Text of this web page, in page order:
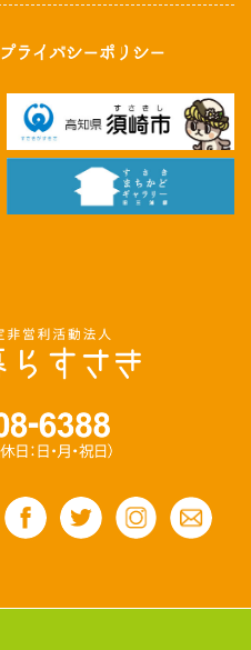
プライバシーポリシー